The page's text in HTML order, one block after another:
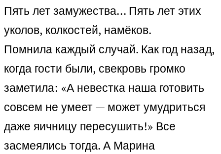
Пять лет замужества… Пять лет этих
уколов, колкостей, намёков.
Помнила каждый случай. Как год назад,
когда гости были, свекровь громко
заметила: «А невестка наша готовить
совсем не умеет — может умудриться
даже яичницу пересушить!» Все
засмеялись тогда. А Марина